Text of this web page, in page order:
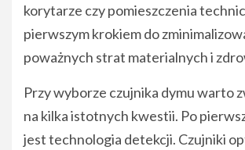
korytarze czy pomieszczenia
pierwszym krokiem do
poważnych strat materialnych i
Przy wyborze czujnika dymu warto
na kilka istotnych kwestii. Po
jest technologia detekcji. Czujniki